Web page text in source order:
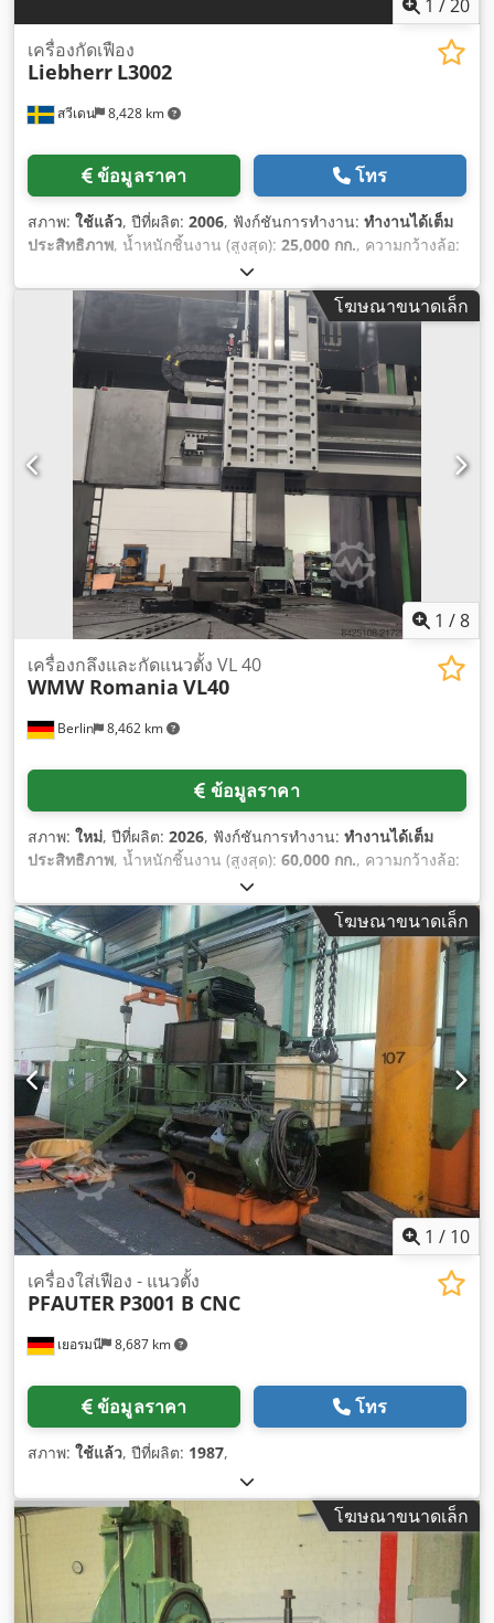
1 /20
สวีเดน 8,428 km
เครื่องกัดเฟือง
Liebherr L3002
ข้อมูลราคา โทร
สภาพ: ใช้แล้ว, ปีที่ผลิต: 2006, ฟังก์ชันการทำงาน: ทำงานได้เต็ม
ประสิทธิภาพ, น้ำหนักชิ้นงาน (สูงสุด): 25,000 กก., ความกว้างล้อ:
1,000 มม
โฆษณาขนาดเล็ก
1 /8
Berlin 8,462 km
เครื่องกลึงและกัดแนวตั้ง VL 40
WMW Romania VL40
ข้อมูลราคา
สภาพ: ใหม่, ปีที่ผลิต: 2026, ฟังก์ชันการทำงาน: ทำงานได้เต็ม
ประสิทธิภาพ, น้ำหนักชิ้นงาน (สูงสุด): 60,000 กก., ความกว้างล้อ:
2,200 มม
มม, ระยะป้อนแกน Z:1,500 มม, ตำแหน่งหัวกัด:0,02, เส้นผ่าน
ศูนย์กลางโต๊ะ:3,500 มม, อัตราการป้อนแกน X:10 ม./นาที, อัตรา
ป้อนแกน Z:6 ม./นาที, ความยาวทั้งหมด:6,000 มม, เส้นผ่าน
ศูนย์กลางล้อ:4,300 มม , ความสูงรวม: 7,000 มม
, ความกว้าง
ทั้งหมด:
5,000 มม, เส้นผ่านศูนย์กลางชิ้นงาน (สูงสุด): 4,300 มม,
ความยาวแกนเครื่องกัด:2,500 มม, ประเภทกระแสไฟฟ้าที่เข้ามา:
สามเฟส, ความยาวกัด: 2,500 มม, ความเร็วแกนหมุน (สูงสุด):
2,500 รอบ/นาที, ความเร็วแกนหมุน (นาที):1 รอบ/นาที,
โฆษณาขนาดเล็ก
1 / 10
เยอรมนี 8,687 km
เครื่องใส่เฟือง - แนวตั้ง
PFAUTER P3001 B CNC
ข้อมูลราคา โทร
สภาพ: ใช้แล้ว, ปีที่ผลิต: 1987,
โฆษณาขนาดเล็ก